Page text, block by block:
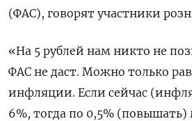
(ФАС), говорят участники
«На 5 рублей нам никто не
ФАС не даст. Можно только
инфляции. Если сейчас
6%, тогда по 0,5%